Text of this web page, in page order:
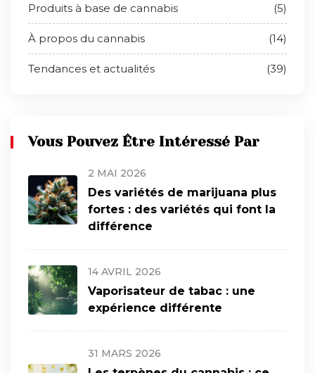
Produits à base de cannabis (5)
À propos du cannabis (14)
Tendances et actualités (39)
Vous Pouvez Être Intéressé Par
2 MAI 2026
Des variétés de marijuana plus
fortes : des variétés qui font la
différence
14 AVRIL 2026
Vaporisateur de tabac : une
expérience différente
31 MARS 2026